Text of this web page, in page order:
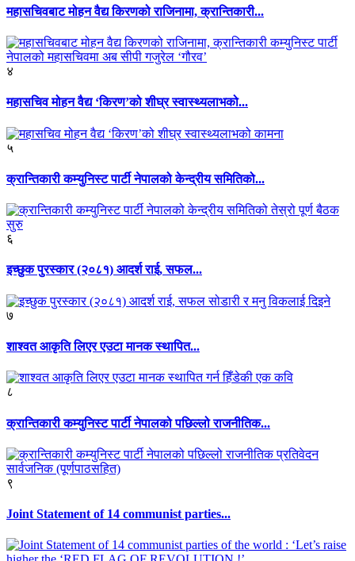
महासचिवबाट मोहन वैद्य किरणको राजिनामा, क्रान्तिकारी...
४
महासचिव मोहन वैद्य ‘किरण’को शीघ्र स्वास्थ्यलाभको...
५
क्रान्तिकारी कम्युनिस्ट पार्टी नेपालको केन्द्रीय समितिको...
६
इच्छुक पुरस्कार (२०८१) आदर्श राई, सफल...
७
शाश्वत आकृति लिएर एउटा मानक स्थापित...
८
क्रान्तिकारी कम्युनिस्ट पार्टी नेपालको पछिल्लो राजनीतिक...
९
Joint Statement of 14 communist parties...